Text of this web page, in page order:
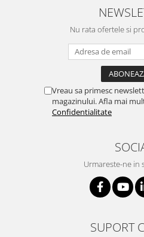
Nu rata ofertele si
Vreau sa primesc
magazinului. Afla mai
Confidentialitate
Urmareste-ne in
SUPORT